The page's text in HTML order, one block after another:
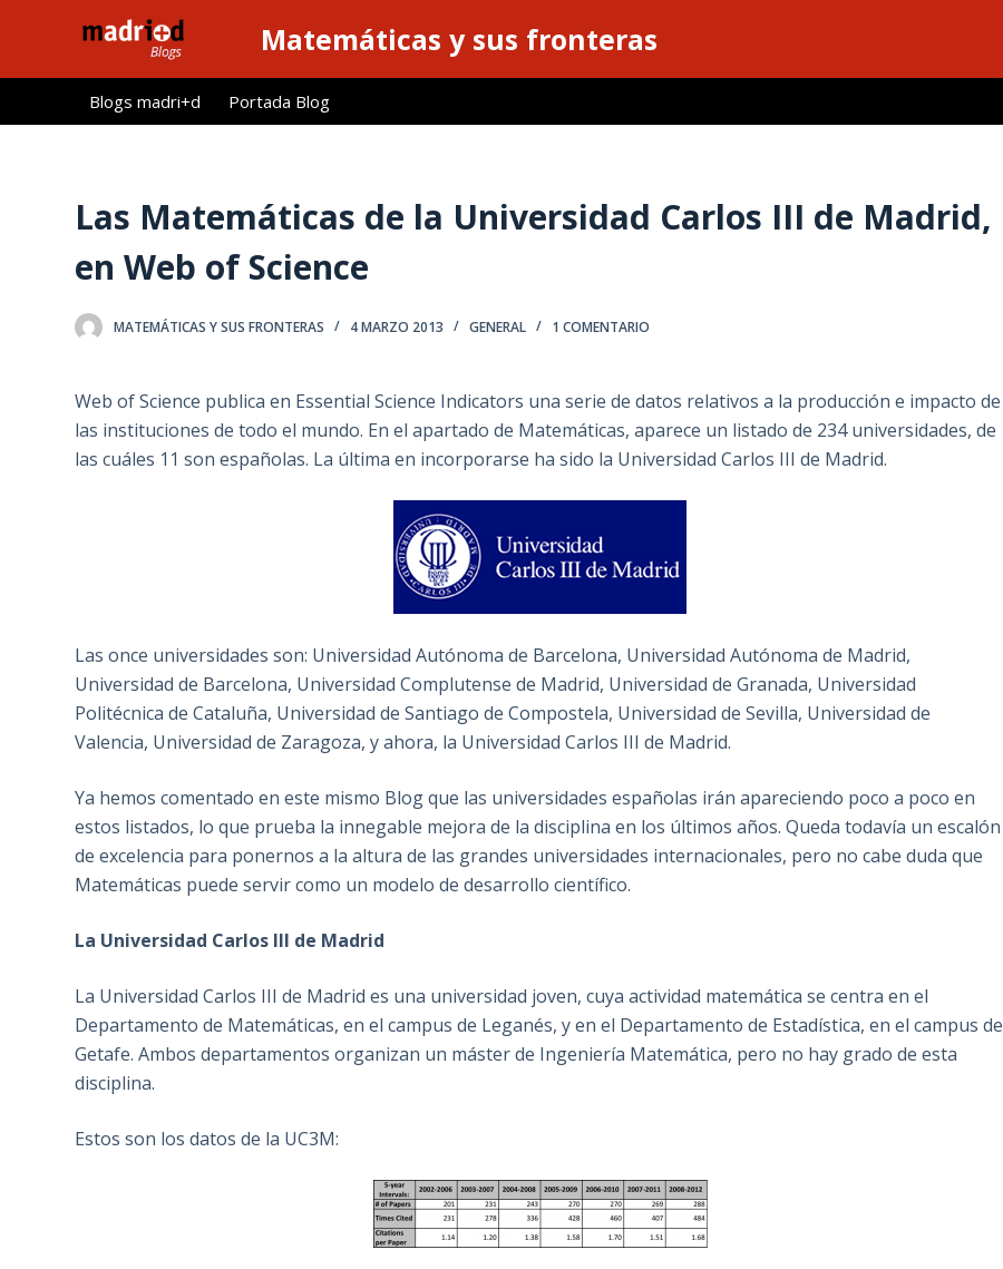
l
Matemáticas y sus fronteras
Blogs madri+d Portada Blog
Las Matemáticas de la Universidad Carlos III de Madrid,
en Web of Science
MATEMÁTICAS Y SUS FRONTERAS 4 MARZO 2013 GENERAL 1 COMENTARIO
Web of Science publica en Essential Science Indicators una serie de datos relativos a la producción e impacto de
las instituciones de todo el mundo. En el apartado de Matemáticas, aparece un listado de 234 universidades, de
las cuáles 11 son españolas. La última en incorporarse ha sido la Universidad Carlos III de Madrid.
Las once universidades son: Universidad Autónoma de Barcelona, Universidad Autónoma de Madrid,
Universidad de Barcelona, Universidad Complutense de Madrid, Universidad de Granada, Universidad
Politécnica de Cataluña, Universidad de Santiago de Compostela, Universidad de Sevilla, Universidad de
Valencia, Universidad de Zaragoza, y ahora, la Universidad Carlos III de Madrid.
Ya hemos comentado en este mismo Blog que las universidades españolas irán apareciendo poco a poco en
estos listados, lo que prueba la innegable mejora de la disciplina en los últimos años. Queda todavía un escalón
de excelencia para ponernos a la altura de las grandes universidades internacionales, pero no cabe duda que
Matemáticas puede servir como un modelo de desarrollo científico.
La Universidad Carlos III de Madrid
La Universidad Carlos III de Madrid es una universidad joven, cuya actividad matemática se centra en el
Departamento de Matemáticas, en el campus de Leganés, y en el Departamento de Estadística, en el campus de
Getafe. Ambos departamentos organizan un máster de Ingeniería Matemática, pero no hay grado de esta
disciplina.
Estos son los datos de la UC3M: